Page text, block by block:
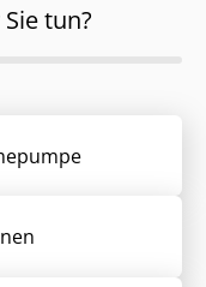
tun?